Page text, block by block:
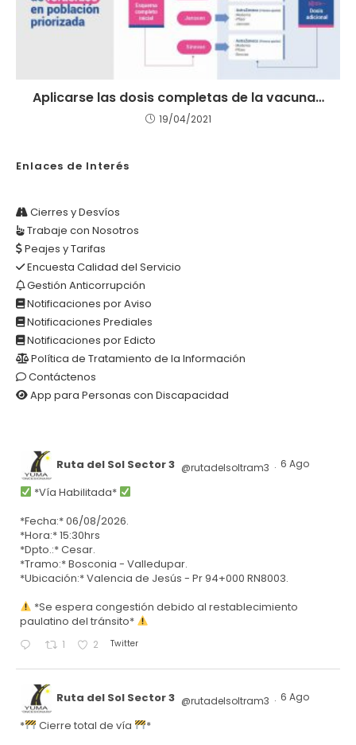
Aplicarse las dosis completas de la vacuna…
19/04/2021
Enlaces de Interés
Cierres y Desvíos
Trabaje con Nosotros
Peajes y Tarifas
Encuesta Calidad del Servicio
Gestión Anticorrupción
Notificaciones por Aviso
Notificaciones Prediales
Notificaciones por Edicto
Política de Tratamiento de la Información
Contáctenos
App para Personas con Discapacidad
Ruta del Sol Sector 3 @rutadelsoltram3 · 6 Ago
*Vía Habilitada*
*Fecha:* 06/08/2026.
*Hora:* 15:30hrs
*Dpto.:* Cesar.
*Tramo:* Bosconia - Valledupar.
*Ubicación:* Valencia de Jesús - Pr 94+000 RN8003.
*Se espera congestión debido al restablecimiento
paulatino del tránsito*
1 2 Twitter
Ruta del Sol Sector 3 @rutadelsoltram3 · 6 Ago
* Cierre total de vía
*